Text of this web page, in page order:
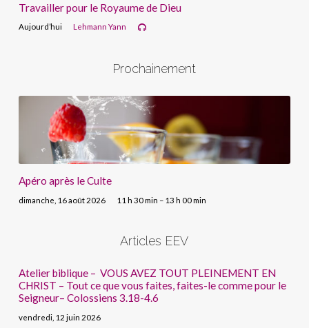
Travailler pour le Royaume de Dieu
Aujourd’hui Lehmann Yann
Prochainement
Apéro après le Culte
dimanche, 16 août 2026 11 h 30 min – 13 h 00 min
Articles EEV
Atelier biblique – VOUS AVEZ TOUT PLEINEMENT EN
CHRIST – Tout ce que vous faites, faites-le comme pour le
Seigneur– Colossiens 3.18-4.6
vendredi, 12 juin 2026